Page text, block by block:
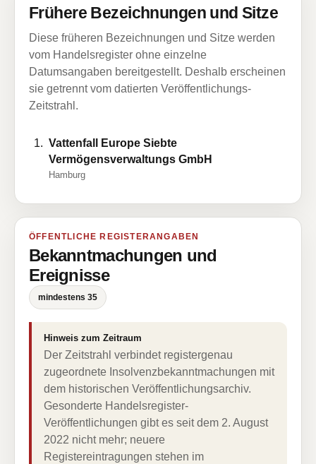
Frühere Bezeichnungen und Sitze
Diese früheren Bezeichnungen und Sitze werden
vom Handelsregister ohne einzelne
Datumsangaben bereitgestellt. Deshalb erscheinen
sie getrennt vom datierten Veröffentlichungs-
Zeitstrahl.
Vattenfall Europe Siebte
Vermögensverwaltungs GmbH
Hamburg
ÖFFENTLICHE REGISTERANGABEN
Bekanntmachungen und
Ereignisse
mindestens 35
Hinweis zum Zeitraum
Der Zeitstrahl verbindet registergenau
zugeordnete Insolvenzbekanntmachungen mit
dem historischen Veröffentlichungsarchiv.
Gesonderte Handelsregister-
Veröffentlichungen gibt es seit dem 2. August
2022 nicht mehr; neuere
Registereintragungen stehen im